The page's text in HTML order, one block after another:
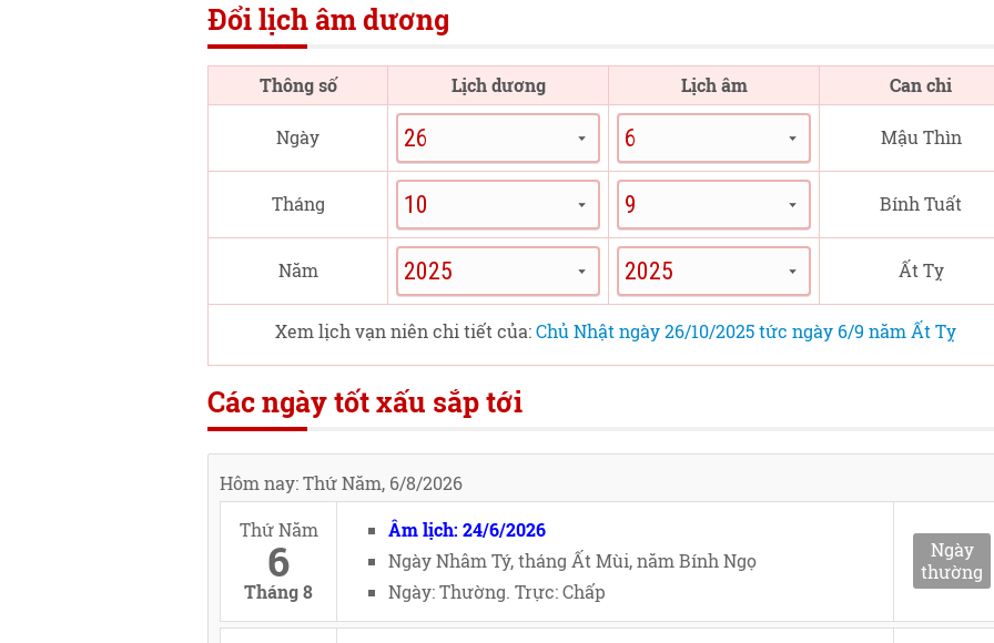
Đổi lịch âm dương
Thông số Lịch dương Lịch âm Can chi
Ngày Mậu Thìn
Tháng Bính Tuất
Năm Ất Tỵ
Xem lịch vạn niên chi tiết của:Chủ Nhật ngày 26/10/2025 tức ngày 6/9 năm Ất Tỵ
Các ngày tốt xấu sắp tới
Hôm nay: Thứ Năm, 6/8/2026
Thứ Năm
6
Tháng 8
Âm lịch: 24/6/2026
Ngày Nhâm Tý, tháng Ất Mùi, năm Bính Ngọ
Ngày: Thường. Trực: Chấp
Ngày
thường